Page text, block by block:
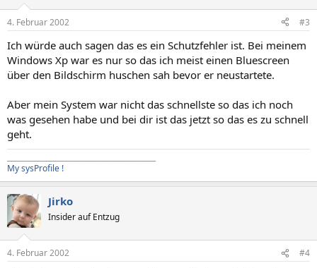
4. Februar 2002 #3
Ich würde auch sagen das es ein Schutzfehler ist. Bei meinem
Windows Xp war es nur so das ich meist einen Bluescreen
über den Bildschirm huschen sah bevor er neustartete.
Aber mein System war nicht das schnellste so das ich noch
was gesehen habe und bei dir ist das jetzt so das es zu schnell
geht.
My sysProfile !
Jirko
Insider auf Entzug
4. Februar 2002 #4